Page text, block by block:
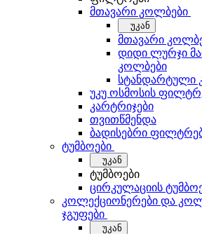
მთავარი კოლბები
უკან
მთავარი
დიდი ლურჯი
კოლბები
სტანდარტული
უკუ ოსმოსის
კარტრიჯები
თვითწმენდა
ბადისებრი
ტუმბოები
უკან
ტუმბოები
ცირკულაციის
კოლექციონერები და
ჯგუფები
უკან